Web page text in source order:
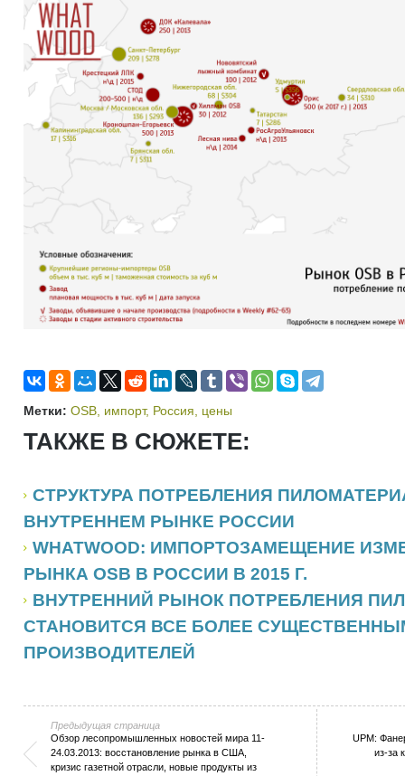
Метки: OSB импорт, Россия цены
ТАКЖЕ В СЮЖЕТЕ:
СТРУКТУРА ПОТРЕБЛЕНИЯ
ВНУТРЕННЕМ РЫНКЕ РОССИИ
WHATWOOD: ИМПОРТОЗАМЕЩЕНИЕ
РЫНКА OSB В РОССИИ В 2015 Г.
ВНУТРЕННИЙ РЫНОК ПОТРЕБЛЕНИЯ
СТАНОВИТСЯ ВСЕ БОЛЕЕ
ПРОИЗВОДИТЕЛЕЙ
Предыдущая страница
Обзор лесопромышленных новостей мира 11-
24.03.2013: восстановление рынка в США,
кризис газетной отрасли, новые продукты из
UPM:
из-за